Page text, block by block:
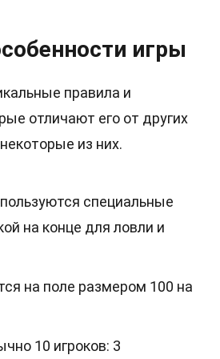
игры
правила и
отличают его от других
из них.
специальные
на конце для ловли и
на поле размером 100 на
10 игроков: 3